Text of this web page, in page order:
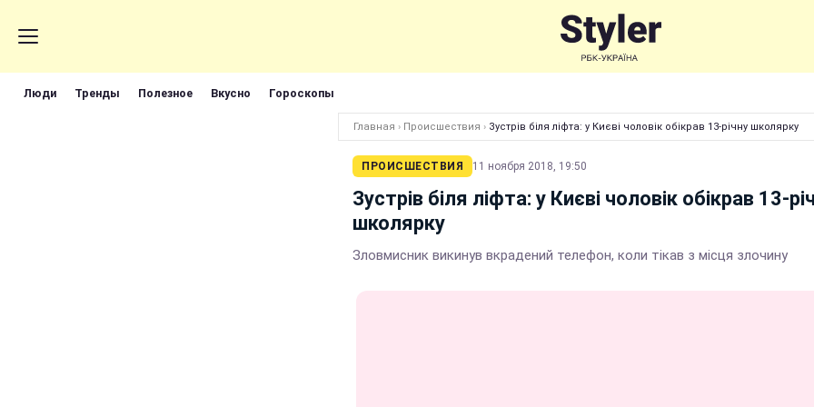
Люди Тренды Полезное Вкусно Гороскопы
Главная › Происшествия › Зустрів біля ліфта: у Києві чоловік обікрав 13-річну школярку
ПРОИСШЕСТВИЯ 11 ноября 2018, 19:50
Зустрів біля ліфта: у Києві чоловік обікрав 13-
школярку
Зловмисник викинув вкрадений телефон, коли тікав з місця злочину